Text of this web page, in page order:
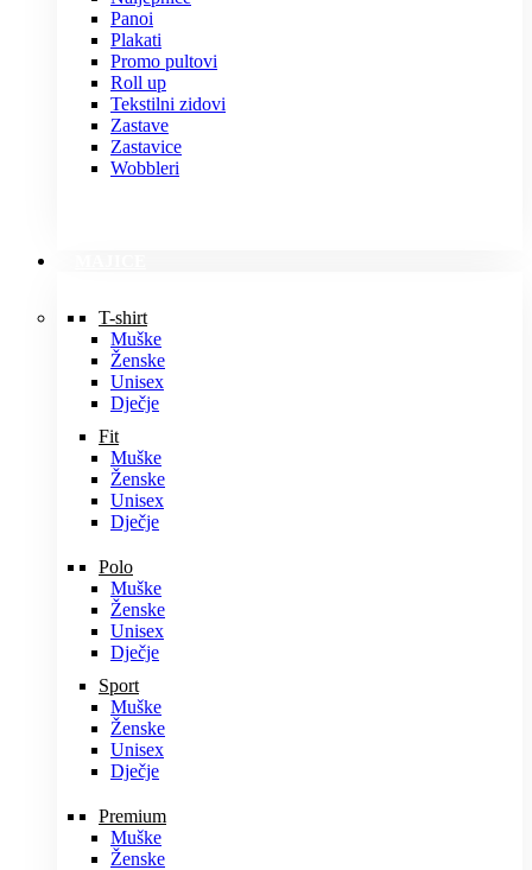
Panoi
Plakati
Promo pultovi
Roll up
Tekstilni zidovi
Zastave
Zastavice
Wobbleri
T-shirt
Muške
Ženske
Unisex
Dječje
Fit
Muške
Ženske
Unisex
Dječje
Polo
Muške
Ženske
Unisex
Dječje
Sport
Muške
Ženske
Unisex
Dječje
Premium
Muške
Ženske